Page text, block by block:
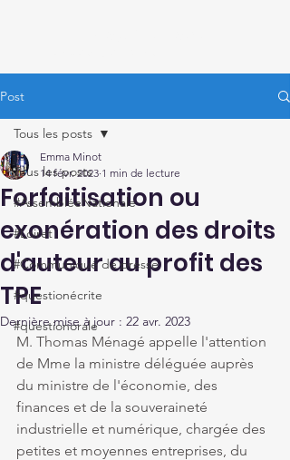
Post
Tous les posts
#AssembléeNationale
#Loiret
#Communiqué de presse
#questionécrite
#questionorale
Tous les posts
Forfaitisation ou
exonération des droits
d'auteur au profit des
TPE
Emma Minot
14 févr. 2023 1 min de lecture
Dernière mise à jour : 22 avr. 2023
M. Thomas Ménagé appelle l'attention
de Mme la ministre déléguée auprès
du ministre de l'économie, des
finances et de la souveraineté
industrielle et numérique, chargée des
petites et moyennes entreprises, du